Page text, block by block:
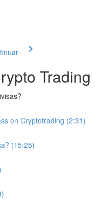
Trading
en Cryptotrading (2:31)
(15:25)